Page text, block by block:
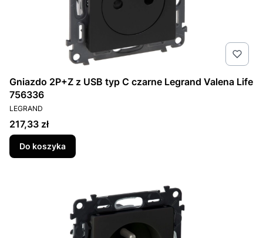
Gniazdo 2P+Z z USB typ C czarne Legrand Valena Life
756336
PRODUCENT
LEGRAND
Cena
217,33 zł
Do koszyka